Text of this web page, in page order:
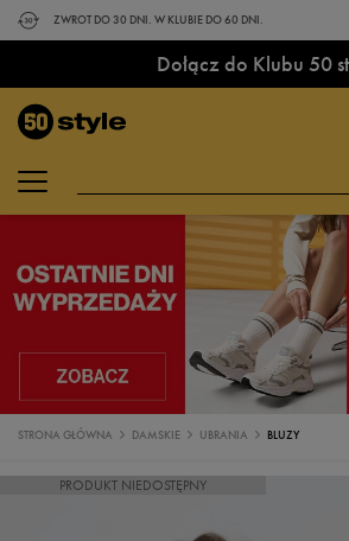
ZWROT DO 30 DNI. W KLUBIE DO 60 DNI.
Dołącz do Klubu 50
STRONA GŁÓWNA DAMSKIE UBRANIA BLUZY
PRODUKT NIEDOSTĘPNY